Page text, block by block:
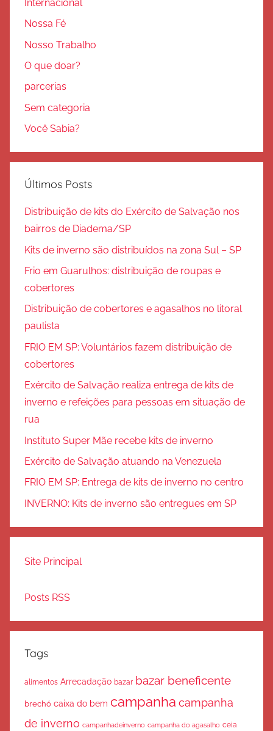
Internacional
Nossa Fé
Nosso Trabalho
O que doar?
parcerias
Sem categoria
Você Sabia?
Últimos Posts
Distribuição de kits do Exército de Salvação nos
bairros de Diadema/SP
Kits de inverno são distribuídos na zona Sul – SP
Frio em Guarulhos: distribuição de roupas e
cobertores
Distribuição de cobertores e agasalhos no litoral
paulista
FRIO EM SP: Voluntários fazem distribuição de
cobertores
Exército de Salvação realiza entrega de kits de
inverno e refeições para pessoas em situação de
rua
Instituto Super Mãe recebe kits de inverno
Exército de Salvação atuando na Venezuela
FRIO EM SP: Entrega de kits de inverno no centro
INVERNO: Kits de inverno são entregues em SP
Site Principal
Posts RSS
Tags
alimentos Arrecadação bazar bazar beneficente
brechó caixa do bem campanha campanha
de inverno campanhadeinverno campanha do agasalho ceia